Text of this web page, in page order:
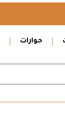
حوارات